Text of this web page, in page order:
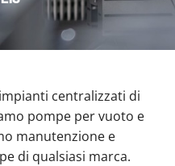
centralizzati di
pompe per vuoto e
manutenzione e
di qualsiasi marca.